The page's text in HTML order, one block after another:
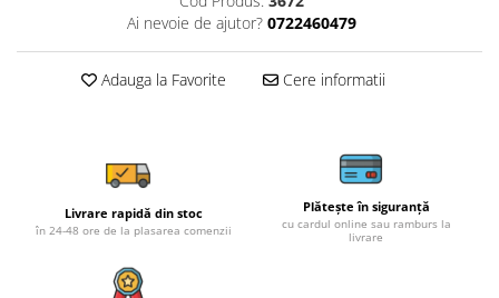
Ai nevoie de ajutor? 0722460479
Adauga la Favorite Cere informatii
Livrare rapidă din stoc
în 24-48 ore de la plasarea comenzii
Plătește în siguranță
cu cardul online sau ramburs la
livrare